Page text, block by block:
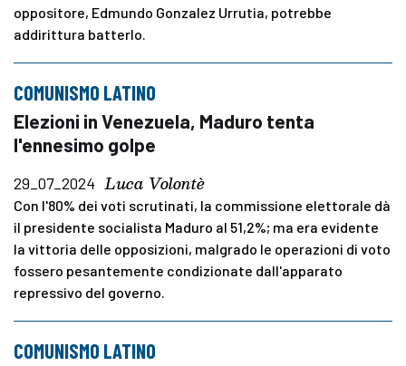
oppositore, Edmundo Gonzalez Urrutia, potrebbe
addirittura batterlo.
COMUNISMO LATINO
Elezioni in Venezuela, Maduro tenta
l'ennesimo golpe
29_07_2024 Luca Volontè
Con l'80% dei voti scrutinati, la commissione elettorale dà
il presidente socialista Maduro al 51,2%; ma era evidente
la vittoria delle opposizioni, malgrado le operazioni di voto
fossero pesantemente condizionate dall'apparato
repressivo del governo.
COMUNISMO LATINO